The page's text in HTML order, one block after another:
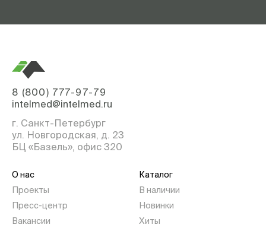
8 (800) 777-97-79
intelmed@intelmed.ru
г. Санкт-Петербург
ул. Новгородская, д. 23
БЦ «Базель», офис 320
О нас
Проекты
Пресс-центр
Вакансии
Каталог
В наличии
Новинки
Хиты